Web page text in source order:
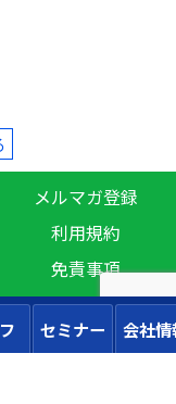
メルマガ登録
利用規約
免責事項
セミナー 会社